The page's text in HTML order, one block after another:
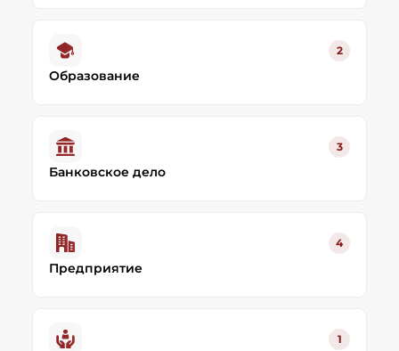
2
Образование
3
Банковское дело
4
Предприятие
1